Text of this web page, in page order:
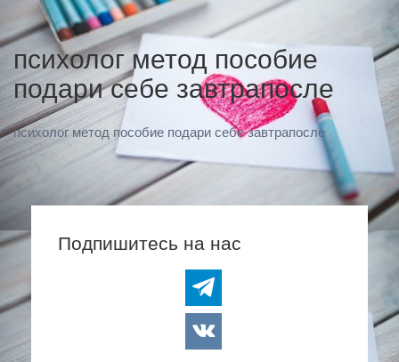
психолог метод пособие
подари себе завтрапосле
психолог метод пособие подари себе завтрапосле
Подпишитесь на нас
telegram
vkontakte